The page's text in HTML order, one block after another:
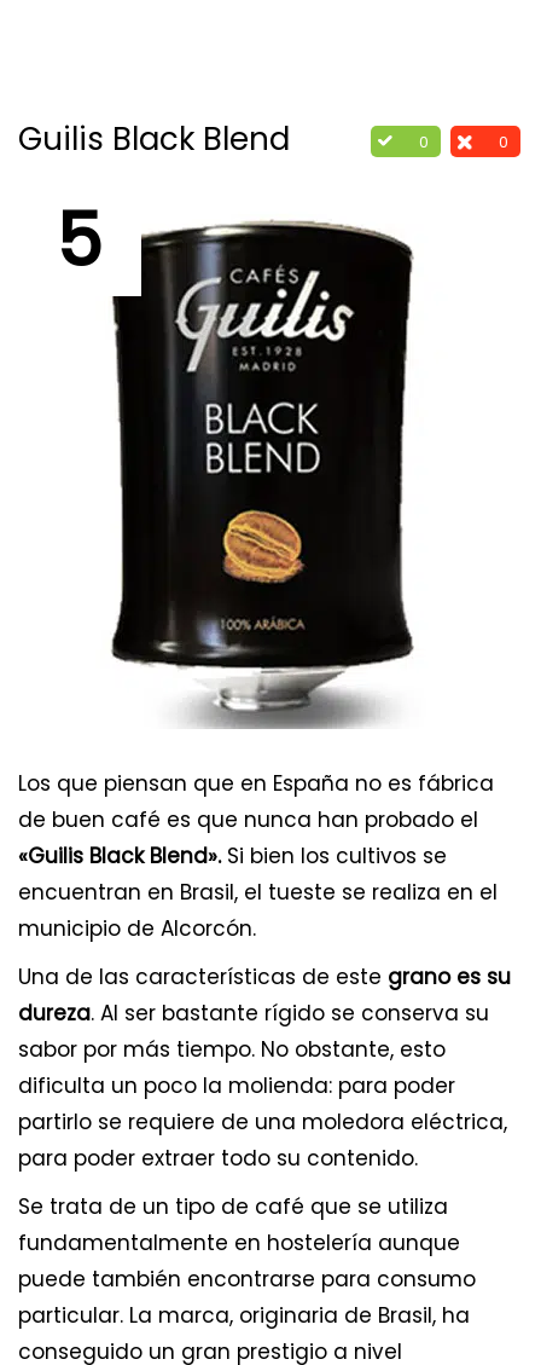
0 0
Guilis Black Blend
5
Los que piensan que en España no es fábrica
de buen café es que nunca han probado el
«Guilis Black Blend».Si bien los cultivos se
encuentran en Brasil, el tueste se realiza en el
municipio de Alcorcón.
Una de las características de este grano es su
dureza. Al ser bastante rígido se conserva su
sabor por más tiempo. No obstante, esto
dificulta un poco la molienda: para poder
partirlo se requiere de una moledora eléctrica,
para poder extraer todo su contenido.
Se trata de un tipo de café que se utiliza
fundamentalmente en hostelería aunque
puede también encontrarse para consumo
particular. La marca, originaria de Brasil, ha
conseguido un gran prestigio a nivel